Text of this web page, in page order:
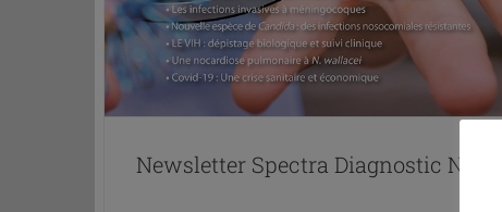
Newsletter Spectra Diagnostic N°11